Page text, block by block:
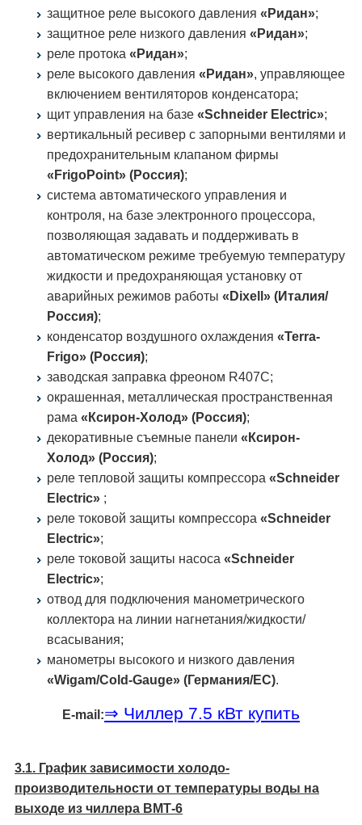
защитное реле высокого давления «Ридан»;
защитное реле низкого давления «Ридан»;
реле протока «Ридан»;
реле высокого давления «Ридан», управляющее
включением вентиляторов конденсатора;
щит управления на базе «Schneider Electric»;
вертикальный ресивер с запорными вентилями и
предохранительным клапаном фирмы
«FrigoPoint» (Россия);
система автоматического управления и
контроля, на базе электронного процессора,
позволяющая задавать и поддерживать в
автоматическом режиме требуемую температуру
жидкости и предохраняющая установку от
аварийных режимов работы «Dixell» (Италия/
Россия);
конденсатор воздушного охлаждения «Terra-
Frigo» (Россия);
заводская заправка фреоном R407C;
окрашенная, металлическая пространственная
рама «Ксирон-Холод» (Россия);
декоративные съемные панели «Ксирон-
Холод» (Россия);
реле тепловой защиты компрессора «Schneider
Electric» ;
реле токовой защиты компрессора «Schneider
Electric»;
реле токовой защиты насоса «Schneider
Electric»;
отвод для подключения манометрического
коллектора на линии нагнетания/жидкости/
всасывания;
манометры высокого и низкого давления
«Wigam/Cold-Gauge» (Германия/ЕС).
E-mail:⇒ Чиллер 7.5 кВт купить
3.1. График зависимости холодо­
производительности от температуры воды на
выходе из чиллера ВМТ-6